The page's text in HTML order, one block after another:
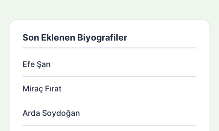
Son Eklenen Biyografiler
Efe Şan
Miraç Fırat
Arda Soydoğan